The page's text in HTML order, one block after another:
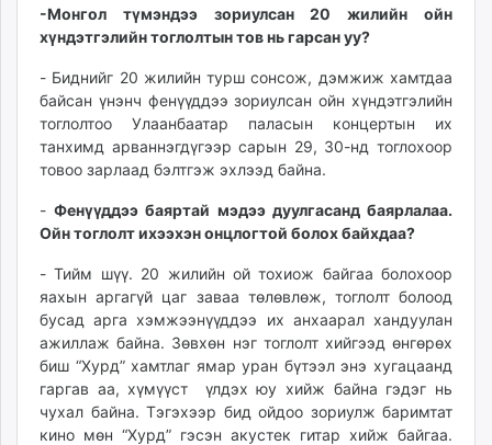
itoim.mn
tumen.mn
times.mn
tvmongolia.mn
mass.mn
unegui.mn
assa.mn
toim.mn
paparazzi.mn
unread.today
-Монгол түмэндээ зориулсан 20 жилийн ойн
хүндэтгэлийн тоглолтын тов нь гарсан уу?
- Биднийг 20 жилийн турш сонсож, дэмжиж хамтдаа
байсан үнэнч фенүүддээ зориулсан ойн хүндэтгэлийн
тоглолтоо Улаанбаатар паласын концертын их
танхимд арваннэгдүгээр сарын 29, 30-нд тоглохоор
товоо зарлаад бэлтгэж эхлээд байна.
- Фенүүддээ баяртай мэдээ дуулгасанд баярлалаа.
Ойн тоглолт ихээхэн онцлогтой болох байхдаа?
- Тийм шүү. 20 жилийн ой тохиож байгаа болохоор
яахын аргагүй цаг заваа төлөвлөж, тоглолт болоод
бусад арга хэмжээнүүддээ их анхаарал хандуулан
ажиллаж байна. Зөвхөн нэг тоглолт хийгээд өнгөрөх
биш “Хурд” хамтлаг ямар уран бүтээл энэ хугацаанд
гаргав аа, хүмүүст үлдэх юу хийж байна гэдэг нь
чухал байна. Тэгэхээр бид ойдоо зориулж баримтат
кино мөн “Хурд” гэсэн акустек гитар хийж байгаа.